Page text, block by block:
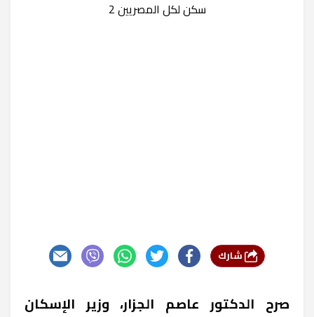
سكن لكل المصريين 2
صرح الدكتور عاصم الجزار، وزير الإسكان